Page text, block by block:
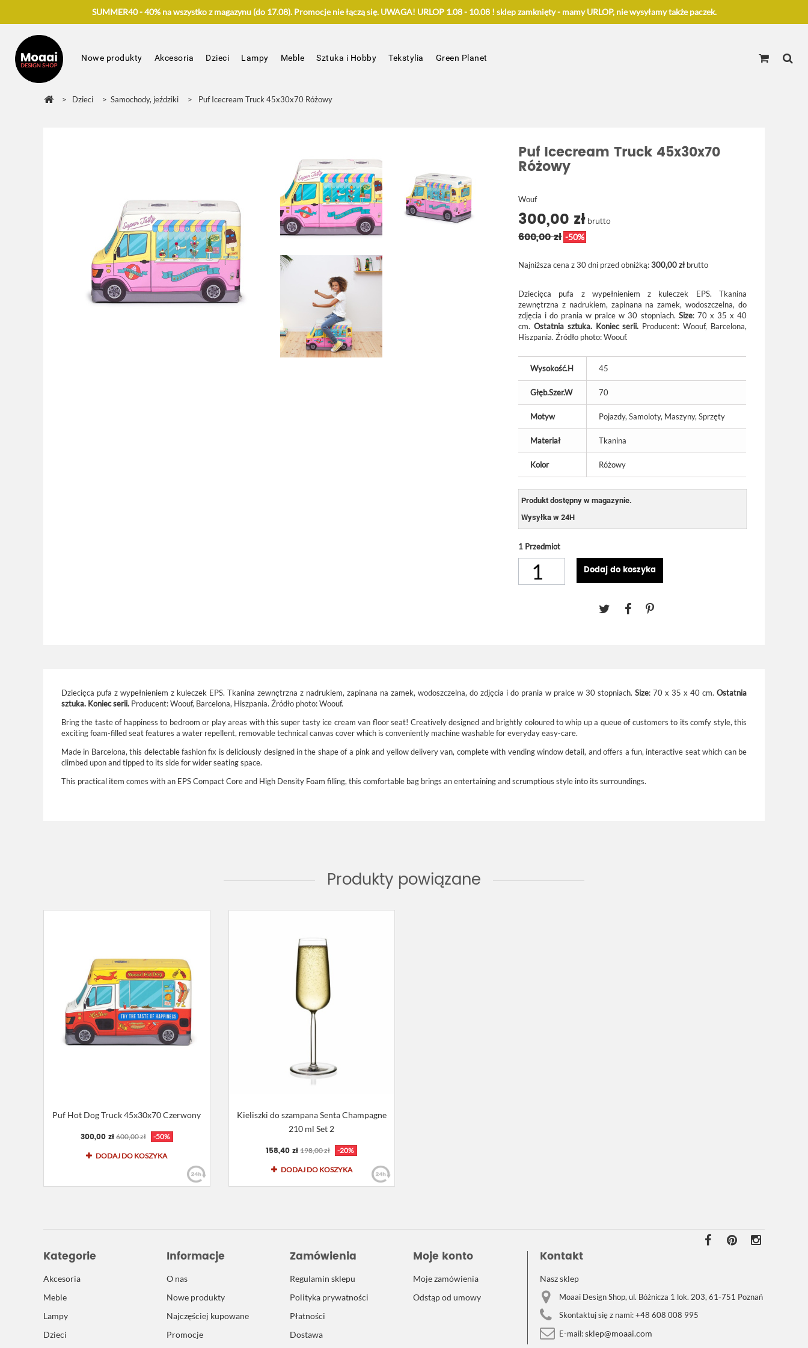
SUMMER40 - 40% na wszystko z magazynu (do 17.08). Promocje nie łączą się. UWAGA! URLOP 1.08 - 10.08 ! sklep zamknięty - mamy URLOP, nie wysyłamy także paczek.
Nowe produkty Akcesoria Dzieci Lampy Meble Sztuka i Hobby Tekstylia Green Planet
> Dzieci > Samochody, jeździki > Puf Icecream Truck 45x30x70 Różowy
Puf Icecream Truck 45x30x70
Różowy
Wouf
300,00 zł brutto
600,00 zł -50%
Najniższa cena z 30 dni przed obniżką:300,00 złbrutto
Dziecięca pufa z wypełnieniem z kuleczek EPS. Tkanina
zewnętrzna z nadrukiem, zapinana na zamek, wodoszczelna, do
zdjęcia i do prania w pralce w 30 stopniach. Size: 70 x 35 x 40
cm. Ostatnia sztuka. Koniec serii. Producent: Woouf, Barcelona,
Hiszpania. Źródło photo: Woouf.
Wysokość.H 45
Głęb.Szer.W 70
Motyw Pojazdy, Samoloty, Maszyny, Sprzęty
Materiał Tkanina
Kolor Różowy
Produkt dostępny w magazynie.
Wysyłka w 24H
1 Przedmiot
Dodaj do koszyka
Dziecięca pufa z wypełnieniem z kuleczek EPS. Tkanina zewnętrzna z nadrukiem, zapinana na zamek, wodoszczelna, do zdjęcia i do prania w pralce w 30 stopniach. Size: 70 x 35 x 40 cm. Ostatnia
sztuka. Koniec serii. Producent: Woouf, Barcelona, Hiszpania. Źródło photo: Woouf.
Bring the taste of happiness to bedroom or play areas with this super tasty ice cream van floor seat! Creatively designed and brightly coloured to whip up a queue of customers to its comfy style, this
exciting foam-filled seat features a water repellent, removable technical canvas cover which is conveniently machine washable for everyday easy-care.
Made in Barcelona, this delectable fashion fix is deliciously designed in the shape of a pink and yellow delivery van, complete with vending window detail, and offers a fun, interactive seat which can be
climbed upon and tipped to its side for wider seating space.
This practical item comes with an EPS Compact Core and High Density Foam filling, this comfortable bag brings an entertaining and scrumptious style into its surroundings.
Produkty powiązane
Puf Hot Dog Truck 45x30x70 Czerwony
300,00 zł 600,00 zł -50%
DODAJ DO KOSZYKA
Kieliszki do szampana Senta Champagne
210 ml Set 2
158,40 zł 198,00 zł -20%
DODAJ DO KOSZYKA
Kategorie
Akcesoria
Meble
Lampy
Dzieci
Informacje
O nas
Nowe produkty
Najczęściej kupowane
Promocje
Zamówienia
Regulamin sklepu
Polityka prywatności
Płatności
Dostawa
Moje konto
Moje zamówienia
Odstąp od umowy
Kontakt
Nasz sklep
Moaai Design Shop, ul. Bóżnicza 1 lok. 203, 61-751 Poznań
Skontaktuj się z nami:+48 608 008 995
E-mail:sklep@moaai.com